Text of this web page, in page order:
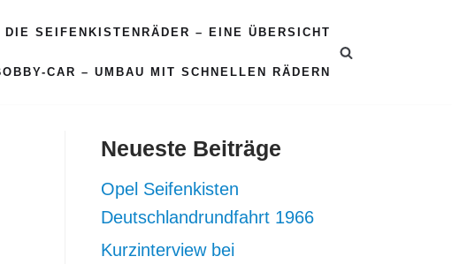
DIE SEIFENKISTENRÄDER – EINE ÜBERSICHT
CAR – UMBAU MIT SCHNELLEN RÄDERN
Neueste Beiträge
Opel Seifenkisten
Deutschlandrundfahrt 1966
Kurzinterview bei